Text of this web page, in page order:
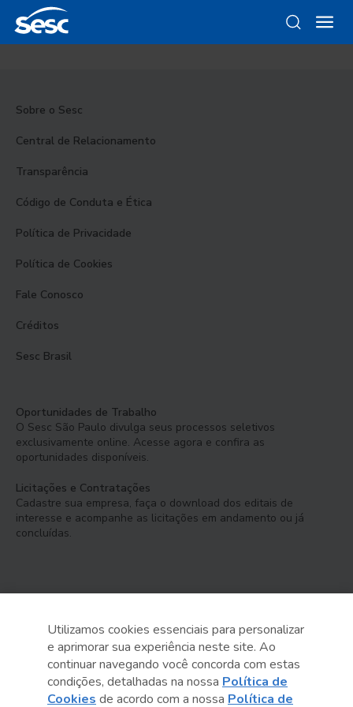
Sobre o Sesc
Central de Relacionamento
Transparência
Código de Conduta e Ética
Política de Privacidade
Política de Cookies
Fale Conosco
Créditos
Sesc Brasil
Oportunidades de Trabalho
O Sesc São Paulo divulga seus processos seletivos
exclusivamente online. Acesse agora e confira as
oportunidades disponíveis.
Licitações e Contratações
Cadastre sua empresa, faça o download dos editais de
interesse e acompanhe as licitações em andamento ou já
concluídas.
Serviço Social do Comércio
Administração Regional no Estado de São Paulo
Utilizamos cookies essenciais para personalizar
e aprimorar sua experiência neste site. Ao
continuar navegando você concorda com estas
condições, detalhadas na nossa Política de
Cookies de acordo com a nossa Política de